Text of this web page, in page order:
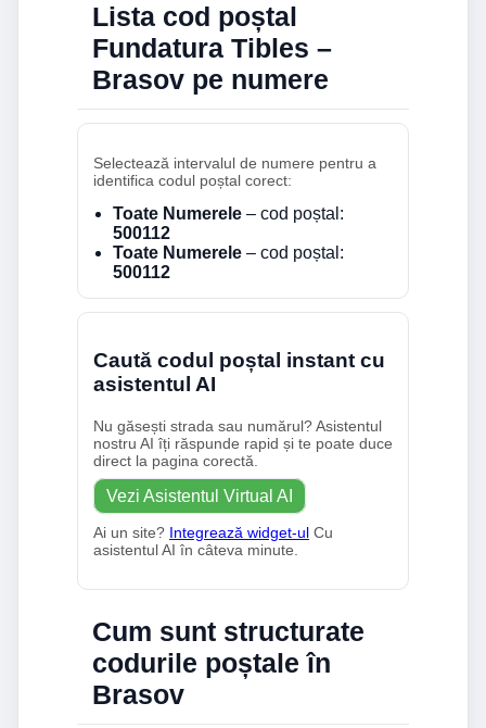
Lista cod poștal
Fundatura Tibles –
Brasov pe numere
Selectează intervalul de numere pentru a
identifica codul poștal corect:
Toate Numerele – cod poștal:
500112
Toate Numerele – cod poștal:
500112
Caută codul poștal instant cu
asistentul AI
Nu găsești strada sau numărul? Asistentul
nostru AI îți răspunde rapid și te poate duce
direct la pagina corectă.
Vezi Asistentul Virtual AI
Ai un site? Integrează widget-ul Cu
asistentul AI în câteva minute.
Cum sunt structurate
codurile poștale în
Brasov